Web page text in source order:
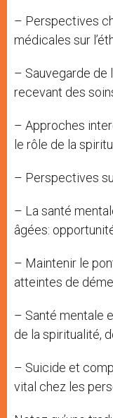
– Perspectives
médicales sur
– Sauvegarde de
recevant des
– Approches
le rôle de la
– Perspectives
– La santé
âgées:
– Maintenir le
atteintes de
– Santé mentale
de la spiritualité,
– Suicide et
vital chez les